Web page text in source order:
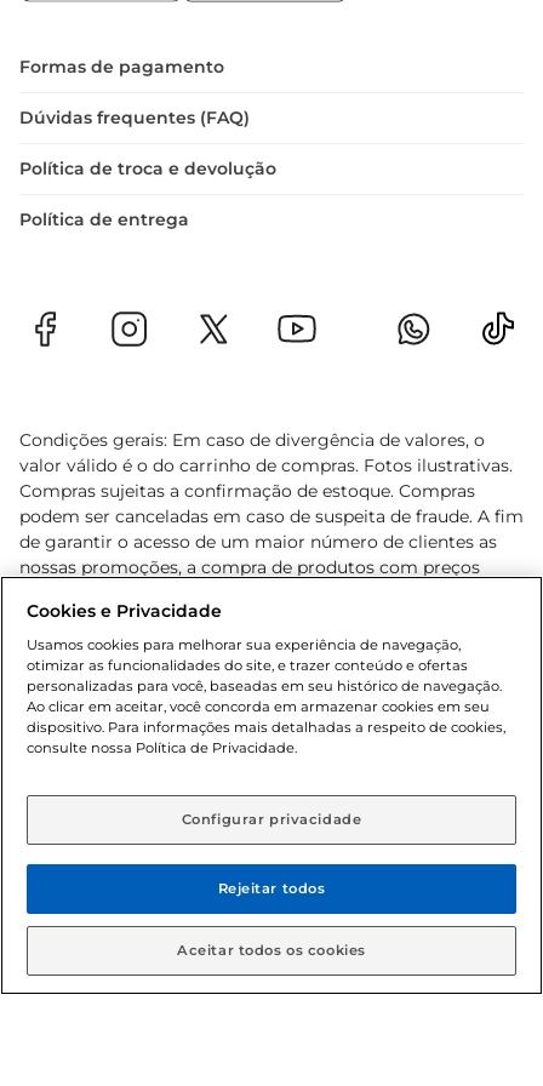
Formas de pagamento
Dúvidas frequentes (FAQ)
Política de troca e devolução
Política de entrega
Condições gerais: Em caso de divergência de valores, o
valor válido é o do carrinho de compras. Fotos ilustrativas.
Compras sujeitas a confirmação de estoque. Compras
podem ser canceladas em caso de suspeita de fraude. A fim
de garantir o acesso de um maior número de clientes as
nossas promoções, a compra de produtos com preços
cliente. Os preços, ofertas e condições são exclusivos para
o e-commerce e válidos durante o dia de hoje, podendo
sofrer alterações sem prévia notificação. Proibida a venda
de bebidas alcoólicas para menores de 18 anos, conforme
Lei n.º 8069/90, art. 81, inciso II (Estatuto da Criança e do
Adolescente). Preços e condições exclusivos para o
aviso prévio. O valor mínimo para as compras on-line é de
© 2026 Copyright. Todos os direitos
reservados Gbarbosa.
Cookies e Privacidade
Usamos cookies para melhorar sua experiência de navegação,
otimizar as funcionalidades do site, e trazer conteúdo e ofertas
personalizadas para você, baseadas em seu histórico de navegação.
Ao clicar em aceitar, você concorda em armazenar cookies em seu
dispositivo. Para informações mais detalhadas a respeito de cookies,
consulte nossa Política de Privacidade.
Configurar privacidade
Rejeitar todos
Aceitar todos os cookies